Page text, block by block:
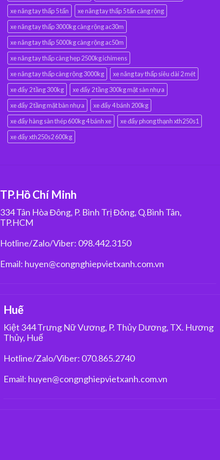
xe nâng tay thấp 5 tấn
xe nâng tay thấp 5 tấn càng rộng
xe nâng tay thấp 3000kg càng rộng ac30m
xe nâng tay thấp 5000kg càng rộng ac50m
xe nâng tay thấp càng hẹp 2500kg ichimens
xe nâng tay thấp càng rộng 3000kg
xe nâng tay thấp siêu dài 2 mét
xe đẩy 2 tầng 300kg
xe đẩy 2 tầng 300kg mặt sàn nhựa
xe đẩy 2 tầng mặt bàn nhựa
xe đẩy 4 bánh 200kg
xe đẩy hàng sàn thép 600kg 4 bánh xe
xe đẩy phong thạnh xth250s1
xe đẩy xth250s2 600kg
TP.Hồ Chí Minh
334 Tân Hòa Đông, P. Bình Trị Đông, Q.Bình Tân,
TP.HCM
Hotline/Zalo/Viber: 098.442.3150
Email: huyen@congnghiepvietxanh.com.vn
Huế
Kiệt 344 Trưng Nữ Vương, P. Thủy Dương, TX. Hương
Thủy, Huế
Hotline/Zalo/Viber: 070.865.2740
Email: huyen@congnghiepvietxanh.com.vn